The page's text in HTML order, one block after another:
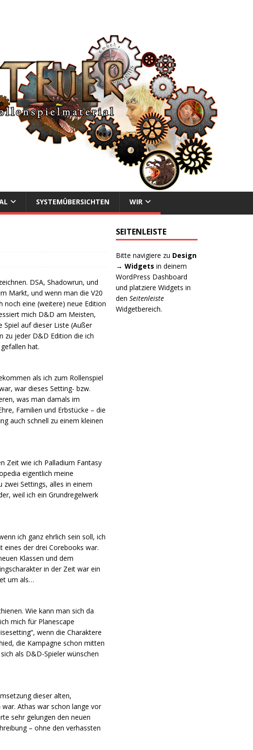
SYSTEMÜBERSICHTEN WIR
DSA, Shadowrun, und
Markt, und wenn man die V20
noch eine (weitere) neue Edition
mich D&D am Meisten,
auf dieser Liste (Außer
zu jeder D&D Edition die ich
hat.
als ich zum Rollenspiel
war dieses Setting- bzw.
was man damals im
Familien und Erbstücke – die
auch schnell zu einem kleinen
Zeit wie ich Palladium Fantasy
eigentlich meine
zwei Settings, alles in einem
weil ich ein Grundregelwerk
ich ganz ehrlich sein soll, ich
eines der drei Corebooks war.
Klassen und dem
in der Zeit war ein
um als…
Wie kann man sich da
mich für Planescape
wenn die Charaktere
die Kampagne schon mitten
als D&D-Spieler wünschen
dieser alten,
Athas war schon lange vor
sehr gelungen den neuen
– ohne den verhassten
SEITENLEISTE
Bitte navigiere zu Design
→ Widgets in deinem
WordPress Dashboard
und platziere Widgets in
denSeitenleiste
Widgetbereich.